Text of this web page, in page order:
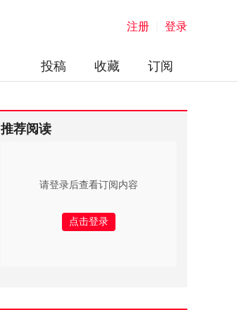
注册 登录
订阅
收藏
投稿
推荐阅读
请登录后查看订阅内容